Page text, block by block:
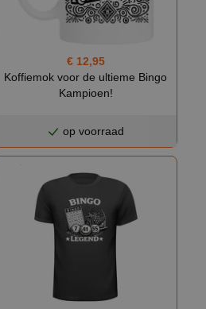
€ 12,95
Koffiemok voor de ultieme Bingo
Kampioen!
op voorraad